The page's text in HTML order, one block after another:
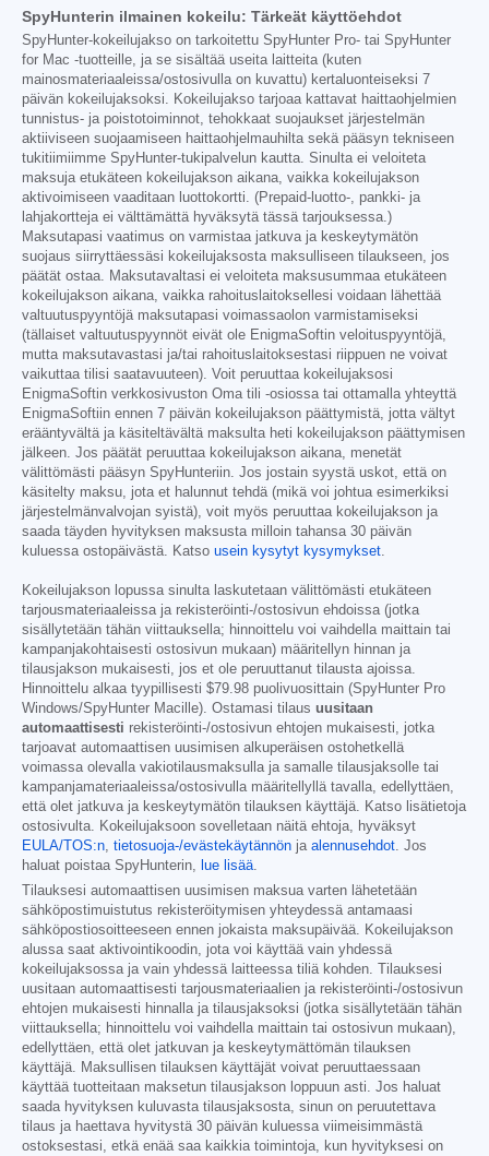
SpyHunterin ilmainen kokeilu: Tärkeät käyttöehdot
SpyHunter-kokeilujakso on tarkoitettu SpyHunter Pro- tai SpyHunter
for Mac -tuotteille, ja se sisältää useita laitteita (kuten
mainosmateriaaleissa/ostosivulla on kuvattu) kertaluonteiseksi 7
päivän kokeilujaksoksi. Kokeilujakso tarjoaa kattavat haittaohjelmien
tunnistus- ja poistotoiminnot, tehokkaat suojaukset järjestelmän
aktiiviseen suojaamiseen haittaohjelmauhilta sekä pääsyn tekniseen
tukitiimiimme SpyHunter-tukipalvelun kautta. Sinulta ei veloiteta
maksuja etukäteen kokeilujakson aikana, vaikka kokeilujakson
aktivoimiseen vaaditaan luottokortti. (Prepaid-luotto-, pankki- ja
lahjakortteja ei välttämättä hyväksytä tässä tarjouksessa.)
Maksutapasi vaatimus on varmistaa jatkuva ja keskeytymätön
suojaus siirryttäessäsi kokeilujaksosta maksulliseen tilaukseen, jos
päätät ostaa. Maksutavaltasi ei veloiteta maksusummaa etukäteen
kokeilujakson aikana, vaikka rahoituslaitoksellesi voidaan lähettää
valtuutuspyyntöjä maksutapasi voimassaolon varmistamiseksi
(tällaiset valtuutuspyynnöt eivät ole EnigmaSoftin veloituspyyntöjä,
mutta maksutavastasi ja/tai rahoituslaitoksestasi riippuen ne voivat
vaikuttaa tilisi saatavuuteen). Voit peruuttaa kokeilujaksosi
EnigmaSoftin verkkosivuston Oma tili -osiossa tai ottamalla yhteyttä
EnigmaSoftiin ennen 7 päivän kokeilujakson päättymistä, jotta vältyt
erääntyvältä ja käsiteltävältä maksulta heti kokeilujakson päättymisen
jälkeen. Jos päätät peruuttaa kokeilujakson aikana, menetät
välittömästi pääsyn SpyHunteriin. Jos jostain syystä uskot, että on
käsitelty maksu, jota et halunnut tehdä (mikä voi johtua esimerkiksi
järjestelmänvalvojan syistä), voit myös peruuttaa kokeilujakson ja
saada täyden hyvityksen maksusta milloin tahansa 30 päivän
kuluessa ostopäivästä. Katso usein kysytyt kysymykset
Kokeilujakson lopussa sinulta laskutetaan välittömästi etukäteen
tarjousmateriaaleissa ja rekisteröinti-/ostosivun ehdoissa (jotka
sisällytetään tähän viittauksella; hinnoittelu voi vaihdella maittain tai
kampanjakohtaisesti ostosivun mukaan) määritellyn hinnan ja
tilausjakson mukaisesti, jos et ole peruuttanut tilausta ajoissa.
Hinnoittelu alkaa tyypillisesti $79.98 puolivuosittain (SpyHunter Pro
Windows/SpyHunter Macille). Ostamasi tilaus uusitaan
automaattisesti rekisteröinti-/ostosivun ehtojen mukaisesti, jotka
tarjoavat automaattisen uusimisen alkuperäisen ostohetkellä
voimassa olevalla vakiotilausmaksulla ja samalle tilausjaksolle tai
kampanjamateriaaleissa/ostosivulla määritellyllä tavalla, edellyttäen,
että olet jatkuva ja keskeytymätön tilauksen käyttäjä. Katso lisätietoja
ostosivulta. Kokeilujaksoon sovelletaan näitä ehtoja, hyväksyt
EULA/TOS:n tietosuoja-/evästekäytännön ja alennusehdot . Jos
haluat poistaa SpyHunterin,
lue lisää
Tilauksesi automaattisen uusimisen maksua varten lähetetään
sähköpostimuistutus rekisteröitymisen yhteydessä antamaasi
sähköpostiosoitteeseen ennen jokaista maksupäivää. Kokeilujakson
alussa saat aktivointikoodin, jota voi käyttää vain yhdessä
kokeilujaksossa ja vain yhdessä laitteessa tiliä kohden. Tilauksesi
uusitaan automaattisesti tarjousmateriaalien ja rekisteröinti-/ostosivun
ehtojen mukaisesti hinnalla ja tilausjaksoksi (jotka sisällytetään tähän
viittauksella; hinnoittelu voi vaihdella maittain tai ostosivun mukaan),
edellyttäen, että olet jatkuvan ja keskeytymättömän tilauksen
käyttäjä. Maksullisen tilauksen käyttäjät voivat peruuttaessaan
käyttää tuotteitaan maksetun tilausjakson loppuun asti. Jos haluat
saada hyvityksen kuluvasta tilausjaksosta, sinun on peruutettava
tilaus ja haettava hyvitystä 30 päivän kuluessa viimeisimmästä
ostoksestasi, etkä enää saa kaikkia toimintoja, kun hyvityksesi on